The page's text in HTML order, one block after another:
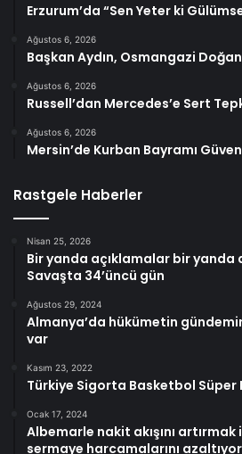
Erzurum’da “Sen Yeter ki
Ağustos 6, 2026
Başkan Aydın, Osmangazi
Ağustos 6, 2026
Russell’dan Mercedes’e Sert
Ağustos 6, 2026
Mersin’de Kurban Bayramı
Rastgele Haberler
Nisan 25, 2026
Bir yanda açıklamalar bir yanda
Savaşta 34’üncü gün
Ağustos 29, 2024
Almanya’da hükümetin
var
Kasım 23, 2022
Türkiye Sigorta Basketbol Süper
Ocak 17, 2024
Albemarle nakit akışını
sermaye harcamalarını azaltıyor